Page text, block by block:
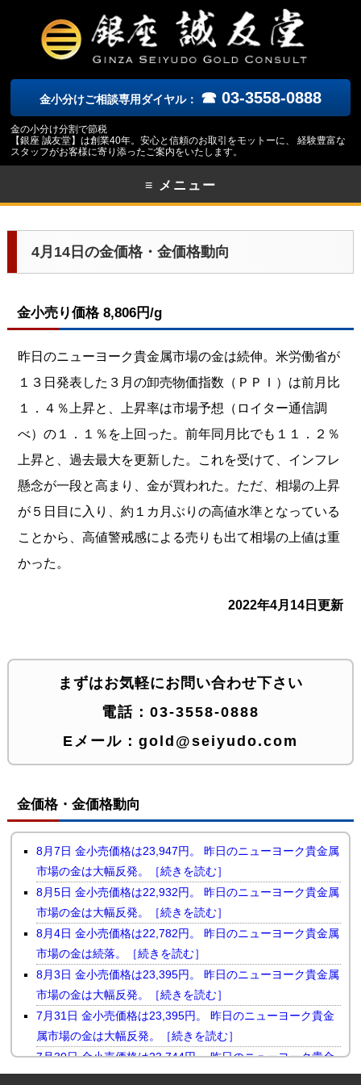
金小分けご相談専用ダイヤル： ☎ 03-3558-0888
金の小分け分割で節税
【銀座 誠友堂】は創業40年。安心と信頼のお取引をモットーに、 経験豊富な
スタッフがお客様に寄り添ったご案内をいたします。
≡ メニュー
4月14日の金価格・金価格動向
金小売り価格 8,806円/g
昨日のニューヨーク貴金属市場の金は続伸。米労働省が
１３日発表した３月の卸売物価指数（ＰＰＩ）は前月比
１．４％上昇と、上昇率は市場予想（ロイター通信調
べ）の１．１％を上回った。前年同月比でも１１．２％
上昇と、過去最大を更新した。これを受けて、インフレ
懸念が一段と高まり、金が買われた。ただ、相場の上昇
が５日目に入り、約１カ月ぶりの高値水準となっている
ことから、高値警戒感による売りも出て相場の上値は重
かった。
2022年4月14日更新
まずはお気軽にお問い合わせ下さい
電話： 03-3558-0888
Eメール： gold@seiyudo.com
金価格・金価格動向
8月7日 金小売価格は23,947円。 昨日のニューヨーク貴金属
市場の金は大幅反発。［続きを読む］
8月5日 金小売価格は22,932円。 昨日のニューヨーク貴金属
市場の金は大幅反発。［続きを読む］
8月4日 金小売価格は22,782円。 昨日のニューヨーク貴金属
市場の金は続落。［続きを読む］
8月3日 金小売価格は23,395円。 昨日のニューヨーク貴金属
市場の金は大幅反発。［続きを読む］
7月31日 金小売価格は23,395円。 昨日のニューヨーク貴金
属市場の金は大幅反発。［続きを読む］
7月30日 金小売価格は23,744円。 昨日のニューヨーク貴金
属市場の金は小幅続落。［続きを読む］